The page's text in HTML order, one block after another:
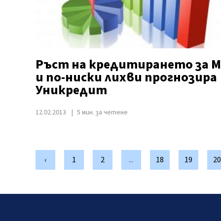
Ръст на кредитирането за
и по-ниски лихви прогнозира
Уникредит
12.02.2013 5 мин. за четене
‹ 1 2 ... 18 19 20